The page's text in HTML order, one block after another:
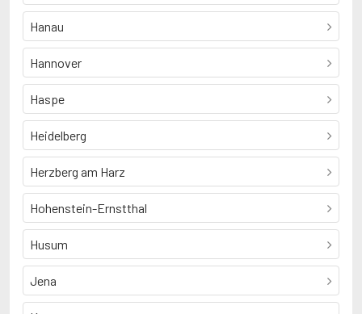
Hanau
Hannover
Haspe
Heidelberg
Herzberg am Harz
Hohenstein-Ernstthal
Husum
Jena